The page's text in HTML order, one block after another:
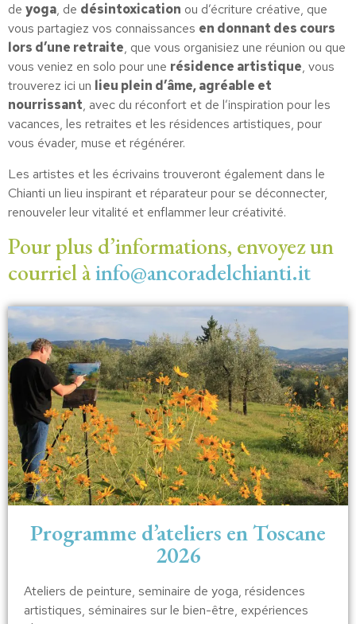
de yoga, de désintoxication ou d’écriture créative, que
vous partagiez vos connaissances en donnant des cours
lors d’une retraite, que vous organisiez une réunion ou que
vous veniez en solo pour une résidence artistique, vous
trouverez ici un lieu plein d’âme, agréable et
nourrissant, avec du réconfort et de l’inspiration pour les
vacances, les retraites et les résidences artistiques, pour
vous évader, muse et régénérer.
Les artistes et les écrivains trouveront également dans le
Chianti un lieu inspirant et réparateur pour se déconnecter,
renouveler leur vitalité et enflammer leur créativité.
Pour plus d’informations, envoyez un
courriel àinfo@ancoradelchianti.it
Programme d’ateliers en Toscane
2026
Ateliers de peinture, seminaire de yoga, résidences
artistiques, séminaires sur le bien-être, expériences